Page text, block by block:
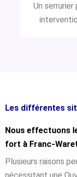
Un
Les différentes
Nous effectuons
fort à Franc-
Plusieurs raisons
nécessitant une